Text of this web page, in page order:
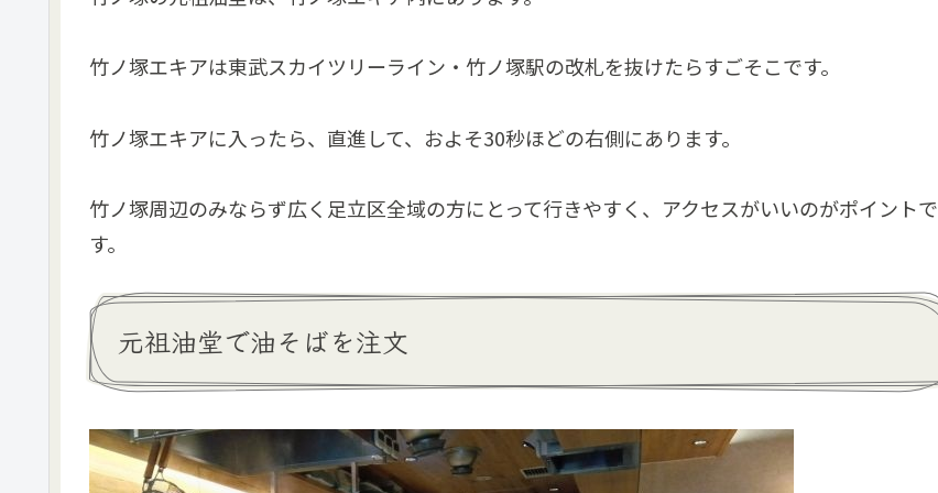
竹ノ塚エキアは東武スカイツリーライン・竹ノ塚駅の改札を抜けたらすごそこです。
竹ノ塚エキアに入ったら、直進して、およそ30秒ほどの右側にあります。
竹ノ塚周辺のみならず広く足立区全域の方にとって行きやすく、アクセスがいいのがポイントで
す。
元祖油堂で油そばを注文